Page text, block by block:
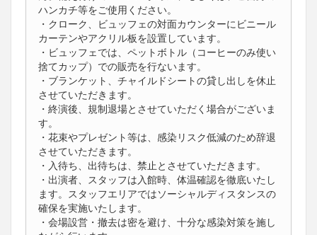
ハンカチ等をご使用ください。
・クローク、ビュッフェの対面カウンターにビニール
カーテンやアクリル板を設置しています。
・ビュッフェでは、ペットボトル（コーヒーのみ使い
捨てカップ）での販売を行ないます。
・ブランケット、チャイルドシートの貸し出しを休止
させていただきます。
・終演後、規制退場とさせていただく場合がございま
す。
・花束やプレゼント等は、感染リスク低減のため辞退
させていただきます。
・入待ち、出待ちは、禁止とさせていただきます。
・出演者、スタッフは入館時、体温確認を徹底いたし
ます。スタッフエリアではソーシャルディスタンスの
確保を実施いたします。
・会場設営・撤去は密を避け、十分な感染対策を施し